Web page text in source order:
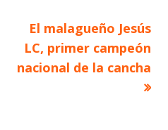
Artículo
siguiente
El malagueño Jesús
LC, primer campeón
nacional de la cancha